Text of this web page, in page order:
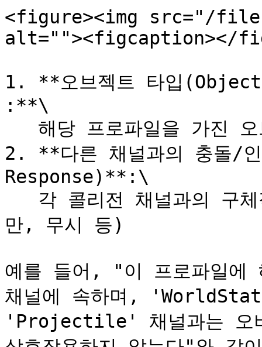
<figure><img src="/files/
alt=""><figcaption></
1. **오브젝트 타입
:**\
2. **다른 채널과의 충돌/
Response)**:\
만, 무시 등)
예를 들어, "이 프로파일에
채널에 속하며,
'Projectile' 채널과는 오